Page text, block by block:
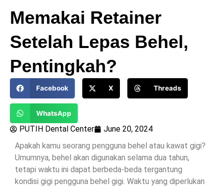
Memakai Retainer
Setelah Lepas Behel,
Pentingkah?
Facebook X Threads
WhatsApp
PUTIH Dental Center
June 20, 2024
Apakah kamu seorang pengguna behel atau kawat gigi?
Umumnya, behel akan digunakan selama dua tahun,
tetapi waktu ini dapat berbeda-beda tergantung
kondisi gigi pengguna behel gigi. Waktu yang diperlukan